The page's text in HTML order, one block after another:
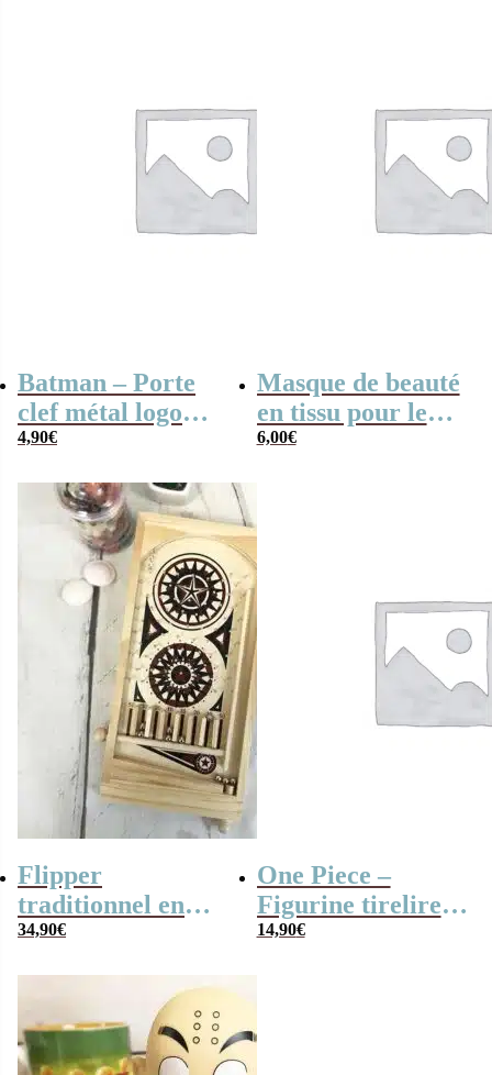
Batman – Porte
clef métal logo
Batman émaillé
4,90€
Masque de beauté
en tissu pour le
visage – Batman
6,00€
Flipper
traditionnel en
bois
34,90€
One Piece –
Figurine tirelire
Luffy – 15 cm
14,90€